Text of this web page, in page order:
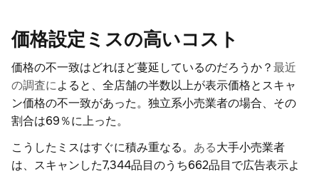
価格設定ミスの高いコスト
価格の不一致はどれほど蔓延しているのだろうか？最近
の調査によると、全店舗の半数以上が表示価格とスキャ
ン価格の不一致があった。独立系小売業者の場合、その
割合は69％に上った。
こうしたミスはすぐに積み重なる。 ある大手小売業者
は、スキャンした7,344品目のうち662品目で広告表示よ